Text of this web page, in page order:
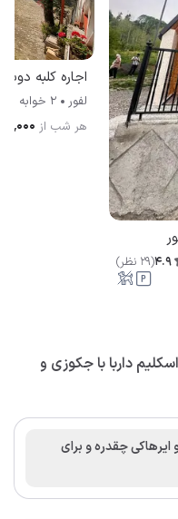
4.9
(
29 نظر)
لفور
2 خوابه
هر شب از
داربا با جکوزی و
چقدره و برای